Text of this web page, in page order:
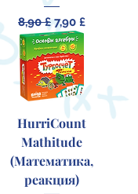
Обычная цена
8,90 £Цена со
7,90 £
HurriCount
Mathitude
(Математика,
реакция)